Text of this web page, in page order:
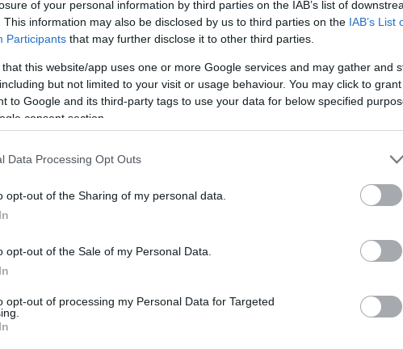
of your personal information by third parties on the IAB’s list of
This information may also be disclosed by us to third parties on the IAB’s List
Participants that may further disclose it to other third parties.
that this website/app uses one or more Google services and may gather and
but not limited to your visit or usage behaviour. You may click to
to Google and its third-party tags to use your data for below specified
consent section.
Data Processing Opt Outs
opt-out of the Sharing of my personal data.
opt-out of the Sale of my Personal Data.
opt-out of processing my Personal Data for Targeted
mundial— y ahora es terreno de disputas que
indias calificaron el ataque al carguero
de Fujairah y confirmó que el buque se dirige a
Ola de
alertas